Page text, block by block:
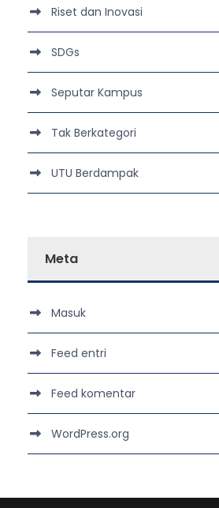
Riset dan Inovasi
SDGs
Seputar Kampus
Tak Berkategori
UTU Berdampak
Meta
Masuk
Feed entri
Feed komentar
WordPress.org